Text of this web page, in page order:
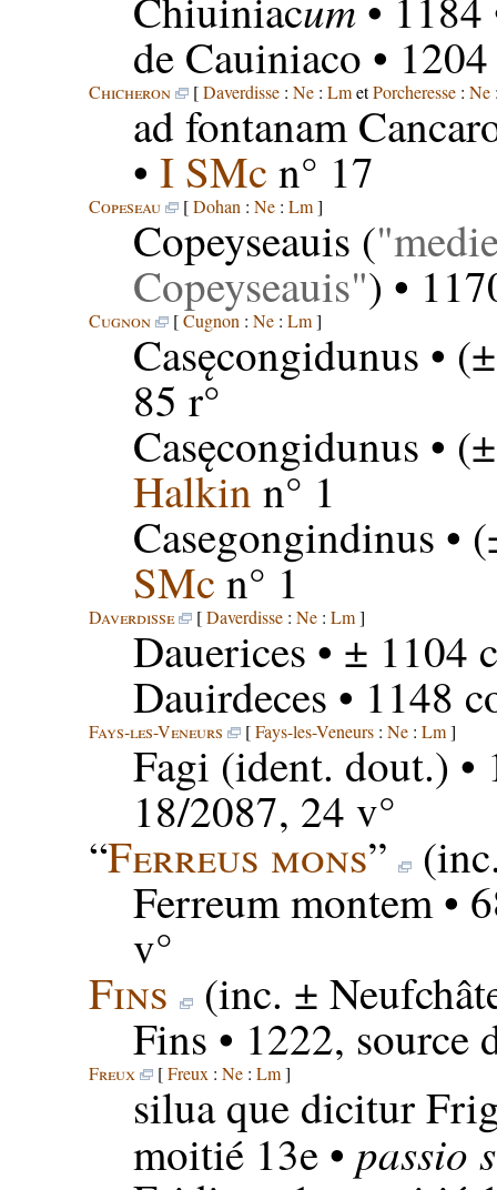
de Cauiniaco •
Chicheron [Daverdisse: Ne: LmetPorcheresse: Ne
ad fontanam
• I SMc n° 17
Copeseau [Dohan : Ne: Lm]
Copeyseauis (
Copeyseauis ) •
Cugnon [Cugnon : Ne: Lm]
Casęcongidunus •
85 r°
Casęcongidunus •
Halkin n° 1
Casegongindinus •
SMcn° 1
Daverdisse [Daverdisse: Ne: Lm]
Dauerices • ± 1104
Dauirdeces • 1148
Fays-les-Veneurs [Fays-les-Veneurs: Ne: Lm]
Fagi (ident. dout.) •
18/2087, 24 v°
“Ferreus mons”
Ferreum montem•
v°
Fins (inc. ±
Fins • 1222, source
Freux [Freux : Ne: Lm]
silua que dicitur
moitié 13e • passio